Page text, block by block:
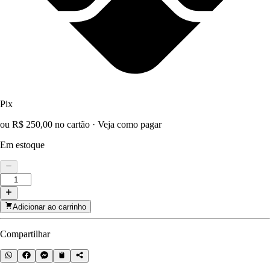
Pix
ou R$ 250,00 no cartão · Veja como pagar
Em estoque
Adicionar ao carrinho
Compartilhar